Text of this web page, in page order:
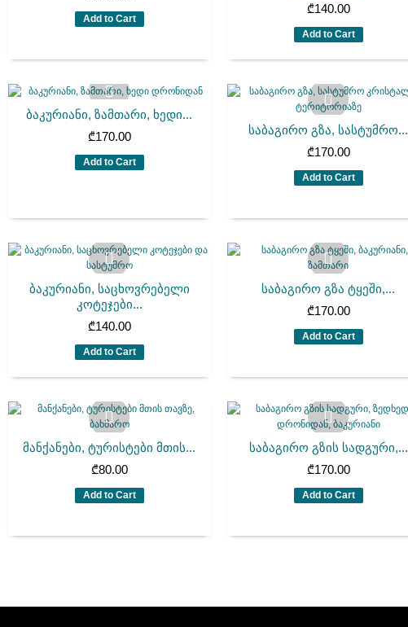
Add to Cart
₾140.00
Add to Cart
ბაკურიანი, ზამთარი, ხედი...
₾170.00
Add to Cart
საბაგირო გზა, სასტუმრო...
₾170.00
Add to Cart
ბაკურიანი, საცხოვრებელი
კოტეჯები...
₾140.00
Add to Cart
საბაგირო გზა ტყეში,...
₾170.00
Add to Cart
მანქანები, ტურისტები მთის...
₾80.00
Add to Cart
საბაგირო გზის სადგური,...
₾170.00
Add to Cart